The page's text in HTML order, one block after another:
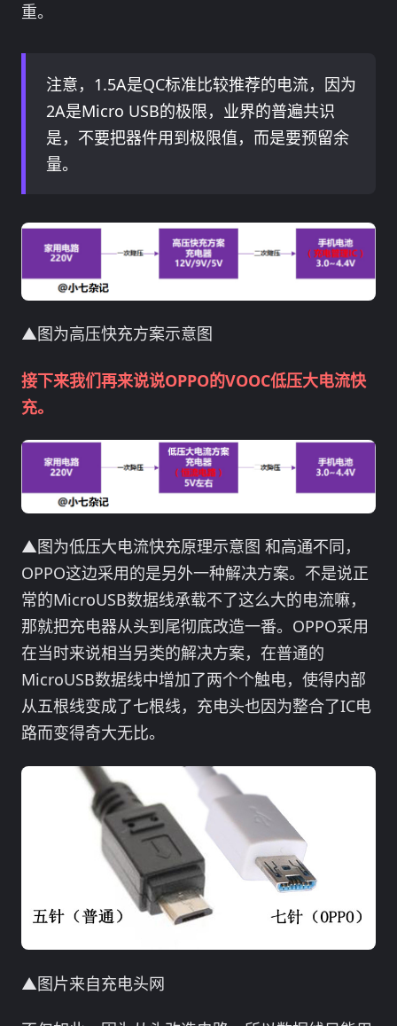
重。
注意，1.5A是QC标准比较推荐的电流，因为
2A是Micro USB的极限，业界的普遍共识
是，不要把器件用到极限值，而是要预留余
量。
▲图为高压快充方案示意图
接下来我们再来说说OPPO的VOOC低压大电流快
充。
▲图为低压大电流快充原理示意图 和高通不同，
OPPO这边采用的是另外一种解决方案。不是说正
常的MicroUSB数据线承载不了这么大的电流嘛，
那就把充电器从头到尾彻底改造一番。OPPO采用
在当时来说相当另类的解决方案，在普通的
MicroUSB数据线中增加了两个个触电，使得内部
从五根线变成了七根线，充电头也因为整合了IC电
路而变得奇大无比。
▲图片来自充电头网